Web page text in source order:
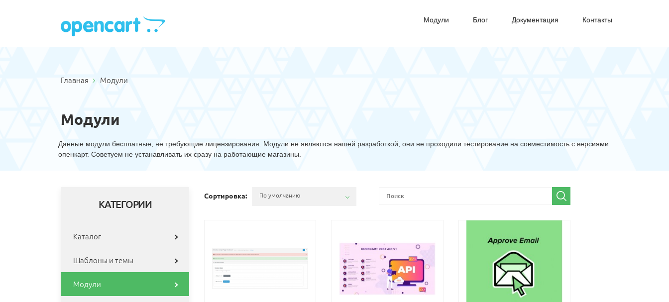
Модули Блог Документация Контакты
Главная Модули
Модули
Данные модули бесплатные, не требующие лицензирования. Модули не являются нашей разработкой, они не проходили тестирование на совместимость с версиями
опенкарт. Советуем не устанавливать их сразу на работающие магазины.
КАТЕГОРИИ
Каталог
Шаблоны и темы
Модули
Сортировка: По умолчанию